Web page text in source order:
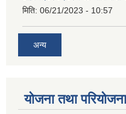
मिति: 06/21/2023 - 10:57
अन्य
योजना तथा परियोजना